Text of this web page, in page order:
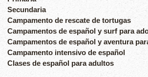
Secundaria
Campamento de rescate de tortugas
Campamentos de español y surf para
Campamentos de español y aventura
Campamento intensivo de español
Clases de español para adultos